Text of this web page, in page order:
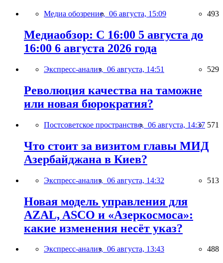
Медиа обозрение, 06 августа, 15:09 493
Медиаобзор: С 16:00 5 августа до
16:00 6 августа 2026 года
Экспресс-анализ, 06 августа, 14:51 529
Революция качества на таможне
или новая бюрократия?
Постсоветское пространство, 06 августа, 14:37 571
Что стоит за визитом главы МИД
Азербайджана в Киев?
Экспресс-анализ, 06 августа, 14:32 513
Новая модель управления для
AZAL, ASCO и «Азеркосмоса»:
какие изменения несёт указ?
Экспресс-анализ, 06 августа, 13:43 488